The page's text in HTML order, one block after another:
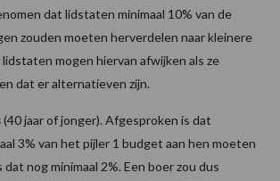
dat lidstaten minimaal 10% van de
zouden moeten herverdelen naar kleinere
mogen hiervan afwijken als ze
dat er alternatieven zijn.
(40 jaar of jonger). Afgesproken is dat
3% van het pijler 1 budget aan hen moeten
nog minimaal 2%. Een boer zou dus